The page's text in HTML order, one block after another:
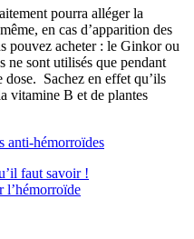
pourra alléger la
en cas d’apparition des
pouvez acheter : le Ginkor ou
ne sont utilisés que pendant
Sachez en effet qu’ils
vitamine B et de plantes
anti-hémorroïdes
faut savoir !
l’hémorroïde